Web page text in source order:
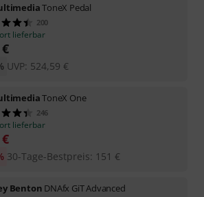
ToneX Pedal
200
lieferbar
€
UVP: 524,59 €
ToneX One
246
lieferbar
€
30-Tage-Bestpreis: 151 €
Benton DNAfx GiT Advanced